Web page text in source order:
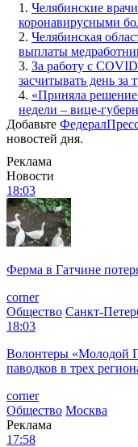
1. Челябинские
коронавирусными
2. Челябинская
выплаты
3. За работу с
засчитывать день за
4. «Приняла
недели – вице-
Добавьте
новостей дня.
Реклама
Новости
18:03
Ферма в Гатчине
corner
Общество Санкт-
18:03
Волонтеры «Молодой
паводков в трех
corner
Общество Москва
Реклама
17:58